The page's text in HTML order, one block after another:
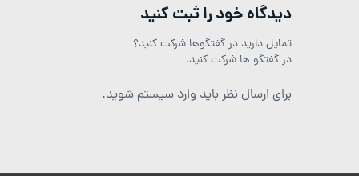
دیدگاه خود را ثبت کنید
تمایل دارید در گفتگوها شرکت کنید؟
در گفتگو ها شرکت کنید.
برای ارسال نظر باید وارد سیستم شوید.